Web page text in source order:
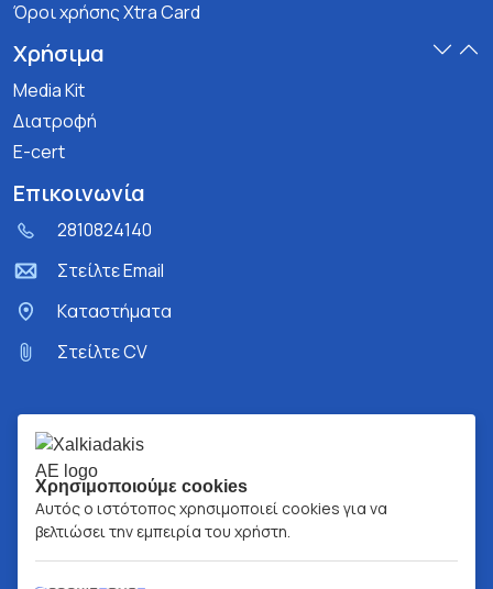
Όροι χρήσης Xtra Card
Χρήσιμα
Media Kit
Διατροφή
E-cert
Επικοινωνία
2810824140
Στείλτε Email
Kαταστήματα
Στείλτε CV
Χρησιμοποιούμε cookies
Αυτός ο ιστότοπος χρησιμοποιεί cookies για να
βελτιώσει την εμπειρία του χρήστη.